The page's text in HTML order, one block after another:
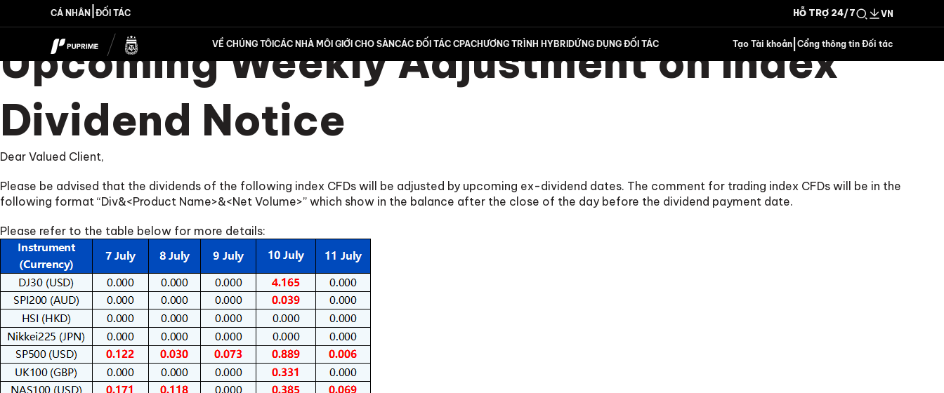
CÁ NHÂN ĐỐI TÁC HỖ TRỢ 24/7 VN
VỀ CHÚNG TÔI CÁC NHÀ MÔI GIỚI CHO SÀNCÁC ĐỐI TÁC CPACHƯƠNG TRÌNH HYBRIDỨNG DỤNG ĐỐI TÁC Tạo Tài khoản Cổng thông tin Đối tác
Upcoming Weekly Adjustment on Index
Dividend Notice
Dear Valued Client,
Please be advised that the dividends of the following index CFDs will be adjusted by upcoming ex-dividend dates. The comment for trading index CFDs will be in the
following format “Div&<Product Name>&<Net Volume>” which show in the balance after the close of the day before the dividend payment date.
Please refer to the table below for more details: